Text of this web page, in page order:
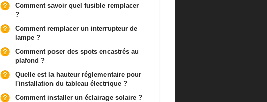
Comment savoir quel fusible remplacer
?
Comment remplacer un interrupteur de
lampe ?
Comment poser des spots encastrés au
plafond ?
Quelle est la hauteur réglementaire pour
l'installation du tableau électrique ?
Comment installer un éclairage solaire ?